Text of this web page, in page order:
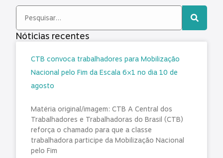
Nóticias recentes
CTB convoca trabalhadores para Mobilização
Nacional pelo Fim da Escala 6×1 no dia 10 de
agosto
Matéria original/imagem: CTB A Central dos
Trabalhadores e Trabalhadoras do Brasil (CTB)
reforça o chamado para que a classe
trabalhadora participe da Mobilização Nacional
pelo Fim